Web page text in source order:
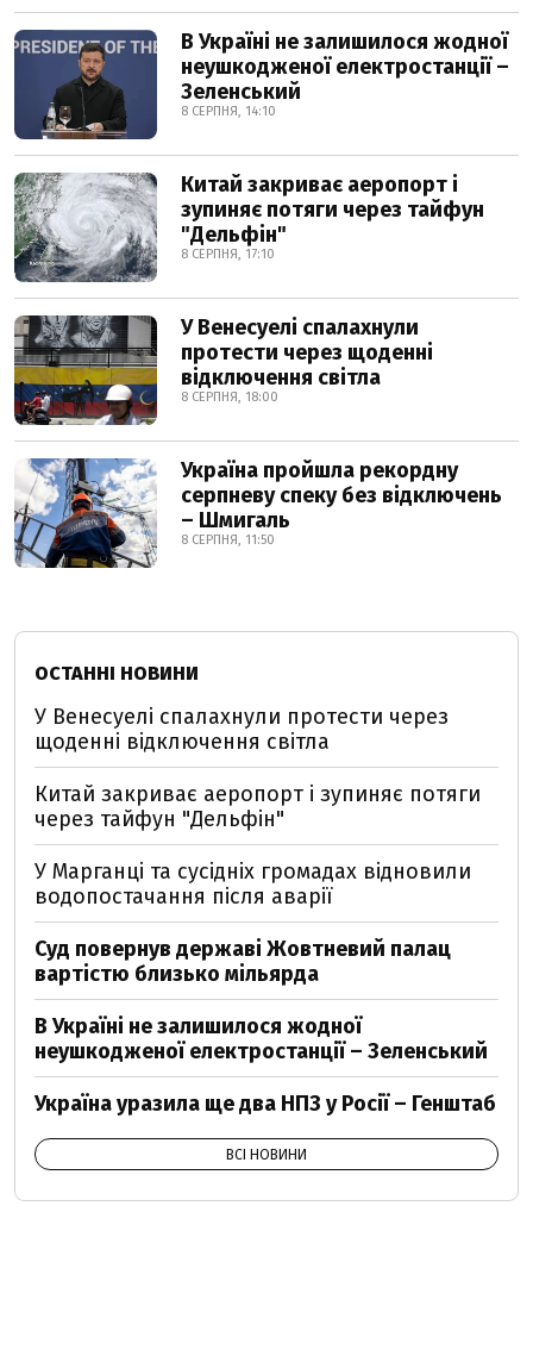
В Україні не залишилося жодної
неушкодженої електростанції –
Зеленський
8 СЕРПНЯ, 14:10
Китай закриває аеропорт і
зупиняє потяги через тайфун
"Дельфін"
8 СЕРПНЯ, 17:10
У Венесуелі спалахнули
протести через щоденні
відключення світла
8 СЕРПНЯ, 18:00
Україна пройшла рекордну
серпневу спеку без відключень
– Шмигаль
8 СЕРПНЯ, 11:50
ОСТАННІ НОВИНИ
У Венесуелі спалахнули протести через
щоденні відключення світла
Китай закриває аеропорт і зупиняє потяги
через тайфун "Дельфін"
У Марганці та сусідніх громадах відновили
водопостачання після аварії
Суд повернув державі Жовтневий палац
вартістю близько мільярда
В Україні не залишилося жодної
неушкодженої електростанції – Зеленський
Україна уразила ще два НПЗ у Росії – Генштаб
ВСІ НОВИНИ